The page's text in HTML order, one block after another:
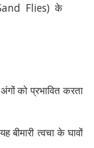
Flies)के
को प्रभावित करता
बीमारी त्वचा के घावों